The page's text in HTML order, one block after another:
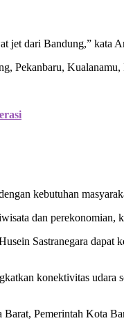
jet dari Bandung,” kata
Pekanbaru, Kualanamu,
kebutuhan
dan perekonomian,
Sastranegara dapat
konektivitas udara
Pemerintah Kota